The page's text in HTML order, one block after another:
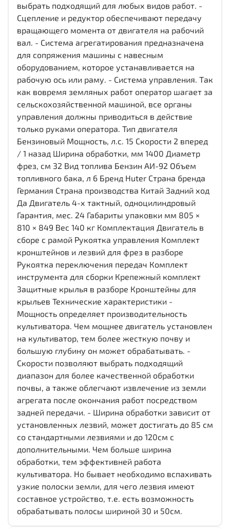
выбрать подходящий для любых видов работ. -
Сцепление и редуктор обеспечивают передачу
вращающего момента от двигателя на рабочий
вал. - Система агрегатирования предназначена
для сопряжения машины с навесным
оборудованием, которое устанавливается на
рабочую ось или раму. - Система управления. Так
как вовремя земляных работ оператор шагает за
сельскохозяйственной машиной, все органы
управления должны приводиться в действие
только руками оператора. Тип двигателя
Бензиновый Мощность, л.с. 15 Скорости 2 вперед
/ 1 назад Ширина обработки, мм 1400 Диаметр
фрез, см 32 Вид топлива Бензин АИ-92 Объем
топливного бака, л 6 Бренд Huter Страна бренда
Германия Страна производства Китай Задний ход
Да Двигатель 4-х тактный, одноцилиндровый
Гарантия, мес. 24 Габариты упаковки мм 805 ×
810 × 849 Вес 140 кг Комплектация Двигатель в
сборе с рамой Рукоятка управления Комплект
кронштейнов и лезвий для фрез в разборе
Рукоятка переключения передач Комплект
инструмента для сборки Крепежный комплект
Защитные крылья в разборе Кронштейны для
крыльев Технические характеристики -
Мощность определяет производительность
культиватора. Чем мощнее двигатель установлен
на культиватор, тем более жесткую почву и
большую глубину он может обрабатывать. -
Скорости позволяют выбрать подходящий
диапазон для более качественной обработки
почвы, а также облегчают извлечение из земли
агрегата после окончания работ посредством
задней передачи. - Ширина обработки зависит от
установленных лезвий, может достигать до 85 см
со стандартными лезвиями и до 120см с
дополнительными. Чем больше ширина
обработки, тем эффективней работа
культиватора. Но бывает необходимо вспахивать
узкие полоски земли, для чего лезвия имеют
составное устройство, т.е. есть возможность
обрабатывать полосы шириной 30 и 50см.